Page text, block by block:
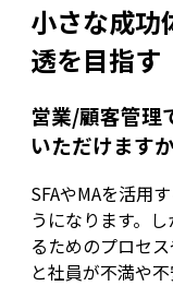
小さな成功
透を目指す
営業/顧客管理
いただけますか
SFAやMAを活用
うになります。
るためのプロセ
と社員が不満や不